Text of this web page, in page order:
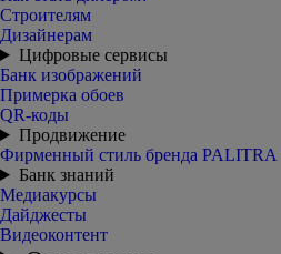
Строителям
Дизайнерам
Цифровые сервисы
Банк изображений
Примерка обоев
QR-коды
Продвижение
Фирменный стиль бренда PALITRA
Банк знаний
Медиакурсы
Дайджесты
Видеоконтент